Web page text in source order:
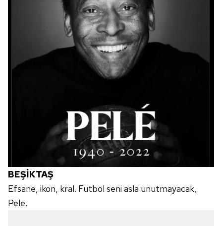
BEŞİKTAŞ
Efsane, ikon, kral. Futbol seni asla unutmayacak,
Pele.